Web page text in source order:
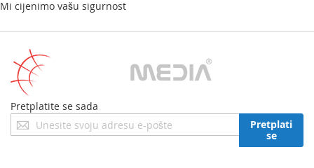
Mi cijenimo vašu sigurnost
Pretplatite se sada
Prijavite
se
Pretplati
se